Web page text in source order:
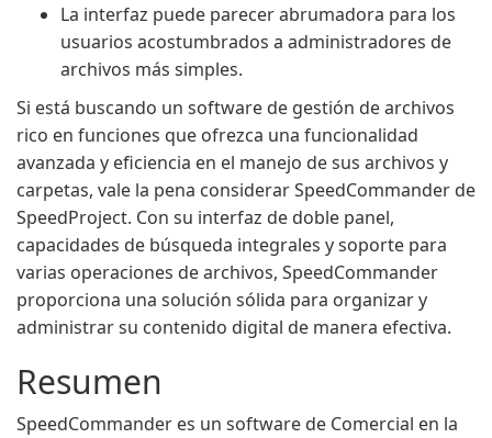
La interfaz puede parecer abrumadora para los
usuarios acostumbrados a administradores de
archivos más simples.
Si está buscando un software de gestión de archivos
rico en funciones que ofrezca una funcionalidad
avanzada y eficiencia en el manejo de sus archivos y
carpetas, vale la pena considerar SpeedCommander de
SpeedProject. Con su interfaz de doble panel,
capacidades de búsqueda integrales y soporte para
varias operaciones de archivos, SpeedCommander
proporciona una solución sólida para organizar y
administrar su contenido digital de manera efectiva.
Resumen
SpeedCommander es un software de Comercial en la